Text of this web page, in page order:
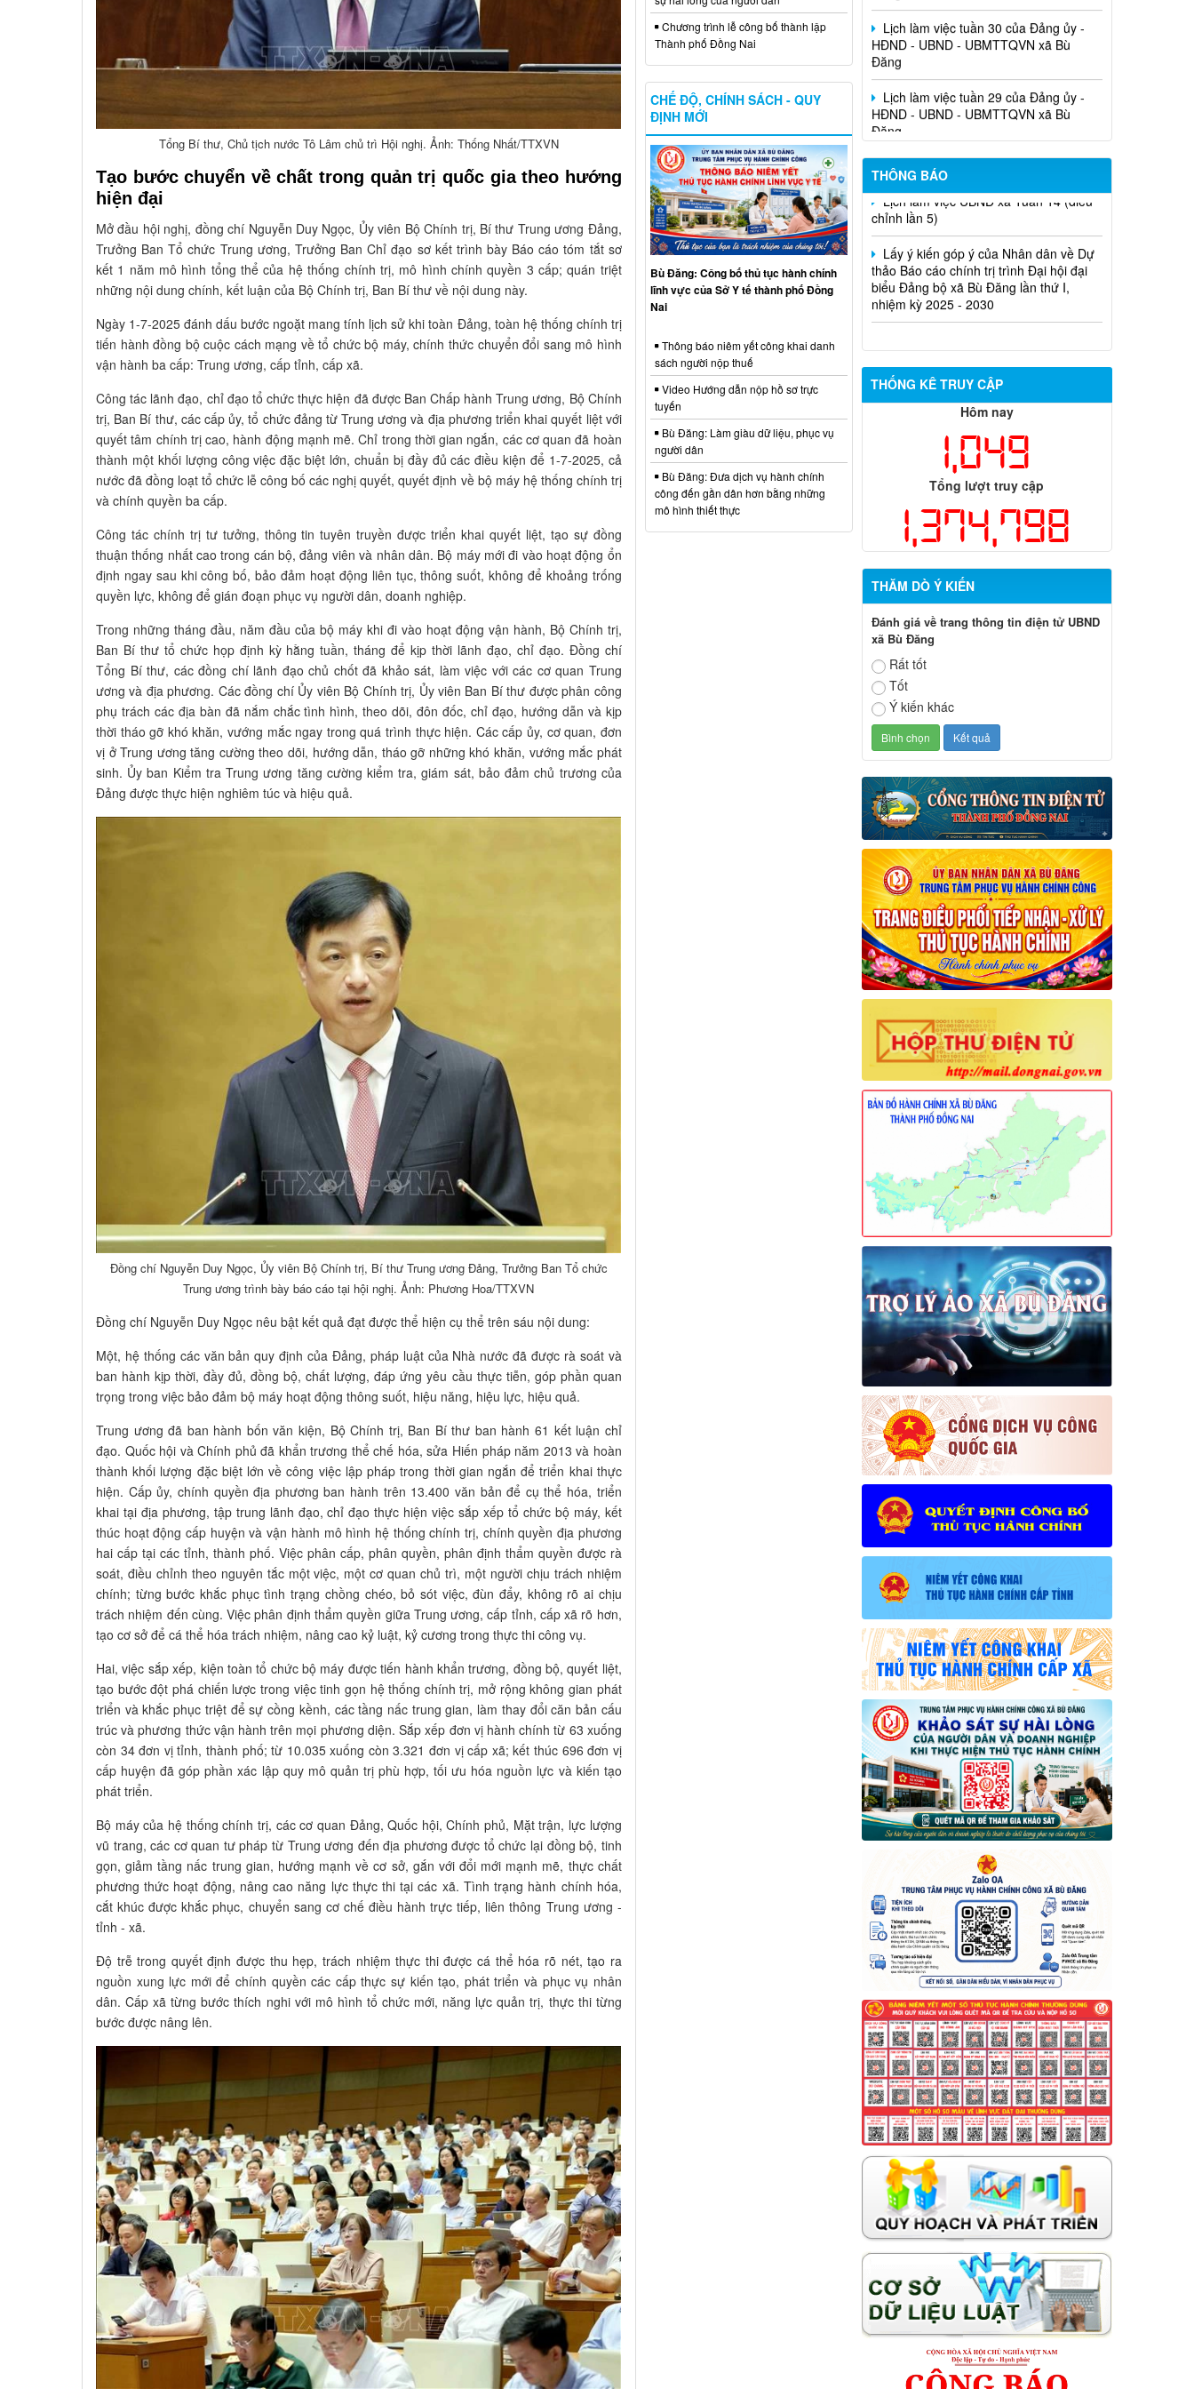
Tổng Bí thư, Chủ tịch nước Tô Lâm chủ trì Hội nghị. Ảnh: Thống Nhất/TTXVN
Tạo bước chuyển về chất trong quản trị quốc gia theo hướng
hiện đại
Mở đầu hội nghị, đồng chí Nguyễn Duy Ngọc, Ủy viên Bộ Chính trị, Bí thư Trung ương Đảng,
Trưởng Ban Tổ chức Trung ương, Trưởng Ban Chỉ đạo sơ kết trình bày Báo cáo tóm tắt sơ
kết 1 năm mô hình tổng thể của hệ thống chính trị, mô hình chính quyền 3 cấp; quán triệt
những nội dung chính, kết luận của Bộ Chính trị, Ban Bí thư về nội dung này.
Ngày 1-7-2025 đánh dấu bước ngoặt mang tính lịch sử khi toàn Đảng, toàn hệ thống chính trị
tiến hành đồng bộ cuộc cách mạng về tổ chức bộ máy, chính thức chuyển đổi sang mô hình
vận hành ba cấp: Trung ương, cấp tỉnh, cấp xã.
Công tác lãnh đạo, chỉ đạo tổ chức thực hiện đã được Ban Chấp hành Trung ương, Bộ Chính
trị, Ban Bí thư, các cấp ủy, tổ chức đảng từ Trung ương và địa phương triển khai quyết liệt với
quyết tâm chính trị cao, hành động mạnh mẽ. Chỉ trong thời gian ngắn, các cơ quan đã hoàn
thành một khối lượng công việc đặc biệt lớn, chuẩn bị đầy đủ các điều kiện để 1-7-2025, cả
nước đã đồng loạt tổ chức lễ công bố các nghị quyết, quyết định về bộ máy hệ thống chính trị
và chính quyền ba cấp.
Công tác chính trị tư tưởng, thông tin tuyên truyền được triển khai quyết liệt, tạo sự đồng
thuận thống nhất cao trong cán bộ, đảng viên và nhân dân. Bộ máy mới đi vào hoạt động ổn
định ngay sau khi công bố, bảo đảm hoạt động liên tục, thông suốt, không để khoảng trống
quyền lực, không để gián đoạn phục vụ người dân, doanh nghiệp.
Trong những tháng đầu, năm đầu của bộ máy khi đi vào hoạt động vận hành, Bộ Chính trị,
Ban Bí thư tổ chức họp định kỳ hằng tuần, tháng để kịp thời lãnh đạo, chỉ đạo. Đồng chí
Tổng Bí thư, các đồng chí lãnh đạo chủ chốt đã khảo sát, làm việc với các cơ quan Trung
ương và địa phương. Các đồng chí Ủy viên Bộ Chính trị, Ủy viên Ban Bí thư được phân công
phụ trách các địa bàn đã nắm chắc tình hình, theo dõi, đôn đốc, chỉ đạo, hướng dẫn và kịp
thời tháo gỡ khó khăn, vướng mắc ngay trong quá trình thực hiện. Các cấp ủy, cơ quan, đơn
vị ở Trung ương tăng cường theo dõi, hướng dẫn, tháo gỡ những khó khăn, vướng mắc phát
sinh. Ủy ban Kiểm tra Trung ương tăng cường kiểm tra, giám sát, bảo đảm chủ trương của
Đảng được thực hiện nghiêm túc và hiệu quả.
Đồng chí Nguyễn Duy Ngọc, Ủy viên Bộ Chính trị, Bí thư Trung ương Đảng, Trưởng Ban Tổ chức
Trung ương trình bày báo cáo tại hội nghị. Ảnh: Phương Hoa/TTXVN
Đồng chí Nguyễn Duy Ngọc nêu bật kết quả đạt được thể hiện cụ thể trên sáu nội dung:
Một, hệ thống các văn bản quy định của Đảng, pháp luật của Nhà nước đã được rà soát và
ban hành kịp thời, đầy đủ, đồng bộ, chất lượng, đáp ứng yêu cầu thực tiễn, góp phần quan
trọng trong việc bảo đảm bộ máy hoạt động thông suốt, hiệu năng, hiệu lực, hiệu quả.
Trung ương đã ban hành bốn văn kiện, Bộ Chính trị, Ban Bí thư ban hành 61 kết luận chỉ
đạo. Quốc hội và Chính phủ đã khẩn trương thể chế hóa, sửa Hiến pháp năm 2013 và hoàn
thành khối lượng đặc biệt lớn về công việc lập pháp trong thời gian ngắn để triển khai thực
hiện. Cấp ủy, chính quyền địa phương ban hành trên 13.400 văn bản để cụ thể hóa, triển
khai tại địa phương, tập trung lãnh đạo, chỉ đạo thực hiện việc sắp xếp tổ chức bộ máy, kết
thúc hoạt động cấp huyện và vận hành mô hình hệ thống chính trị, chính quyền địa phương
hai cấp tại các tỉnh, thành phố. Việc phân cấp, phân quyền, phân định thẩm quyền được rà
soát, điều chỉnh theo nguyên tắc một việc, một cơ quan chủ trì, một người chịu trách nhiệm
chính; từng bước khắc phục tình trạng chồng chéo, bỏ sót việc, đùn đẩy, không rõ ai chịu
trách nhiệm đến cùng. Việc phân định thẩm quyền giữa Trung ương, cấp tỉnh, cấp xã rõ hơn,
tạo cơ sở để cá thể hóa trách nhiệm, nâng cao kỷ luật, kỷ cương trong thực thi công vụ.
Hai, việc sắp xếp, kiện toàn tổ chức bộ máy được tiến hành khẩn trương, đồng bộ, quyết liệt,
tạo bước đột phá chiến lược trong việc tinh gọn hệ thống chính trị, mở rộng không gian phát
triển và khắc phục triệt để sự cồng kềnh, các tầng nấc trung gian, làm thay đổi căn bản cấu
trúc và phương thức vận hành trên mọi phương diện. Sắp xếp đơn vị hành chính từ 63 xuống
còn 34 đơn vị tỉnh, thành phố; từ 10.035 xuống còn 3.321 đơn vị cấp xã; kết thúc 696 đơn vị
cấp huyện đã góp phần xác lập quy mô quản trị phù hợp, tối ưu hóa nguồn lực và kiến tạo
phát triển.
Bộ máy của hệ thống chính trị, các cơ quan Đảng, Quốc hội, Chính phủ, Mặt trận, lực lượng
vũ trang, các cơ quan tư pháp từ Trung ương đến địa phương được tổ chức lại đồng bộ, tinh
gọn, giảm tầng nấc trung gian, hướng mạnh về cơ sở, gắn với đổi mới mạnh mẽ, thực chất
phương thức hoạt động, nâng cao năng lực thực thi tại các xã. Tình trạng hành chính hóa,
cắt khúc được khắc phục, chuyển sang cơ chế điều hành trực tiếp, liên thông Trung ương -
tỉnh - xã.
Độ trễ trong quyết định được thu hẹp, trách nhiệm thực thi được cá thể hóa rõ nét, tạo ra
nguồn xung lực mới để chính quyền các cấp thực sự kiến tạo, phát triển và phục vụ nhân
dân. Cấp xã từng bước thích nghi với mô hình tổ chức mới, năng lực quản trị, thực thi từng
bước được nâng lên.
HĐND - UBND - UBMTTQVN xã Bù
Đăng
Lịch làm việc tuần 29 của Đảng ủy -
HĐND - UBND - UBMTTQVN xã Bù
Đăng
THÔNG BÁO
Lịch làm việc UBND xã Tuần 14 (điều
chỉnh lần 5)
Lấy ý kiến góp ý của Nhân dân về Dự
thảo Báo cáo chính trị trình Đại hội đại
biểu Đảng bộ xã Bù Đăng lần thứ I,
nhiệm kỳ 2025 - 2030
THỐNG KÊ TRUY CẬP
Hôm nay
1,049
Tổng lượt truy cập
1,374,798
THĂM DÒ Ý KIẾN
Đánh giá về trang thông tin điện tử UBND
xã Bù Đăng
Rất tốt
Tốt
Ý kiến khác
Chương trình lễ công bố thành lập
Thành phố Đồng Nai
CHẾ ĐỘ, CHÍNH SÁCH - QUY
ĐỊNH MỚI
Bù Đăng: Công bố thủ tục hành chính
lĩnh vực của Sở Y tế thành phố Đồng
Nai
Thông báo niêm yết công khai danh
sách người nộp thuế
Video Hướng dẫn nộp hồ sơ trực
tuyến
Bù Đăng: Làm giàu dữ liệu, phục vụ
người dân
Bù Đăng: Đưa dịch vụ hành chính
công đến gần dân hơn bằng những
mô hình thiết thực